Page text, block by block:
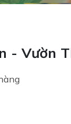
- Vườn